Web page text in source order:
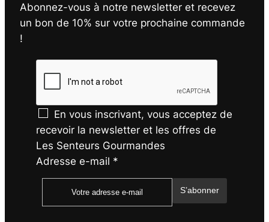
Abonnez-vous à notre newsletter et recevez
un bon de 10% sur votre prochaine commande
!
En vous inscrivant, vous acceptez de
recevoir la newsletter et les offres de
Les Senteurs Gourmandes
Adresse e-mail *
S’abonner